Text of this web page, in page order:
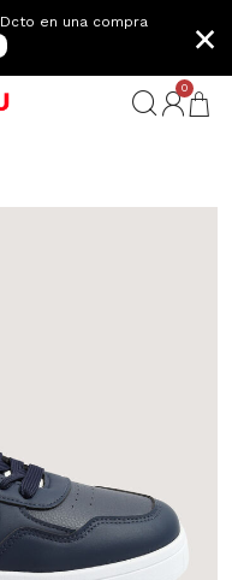
Dcto en una compra
×
0